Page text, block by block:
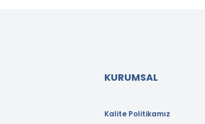
KURUMSAL
Kalite Politikamız